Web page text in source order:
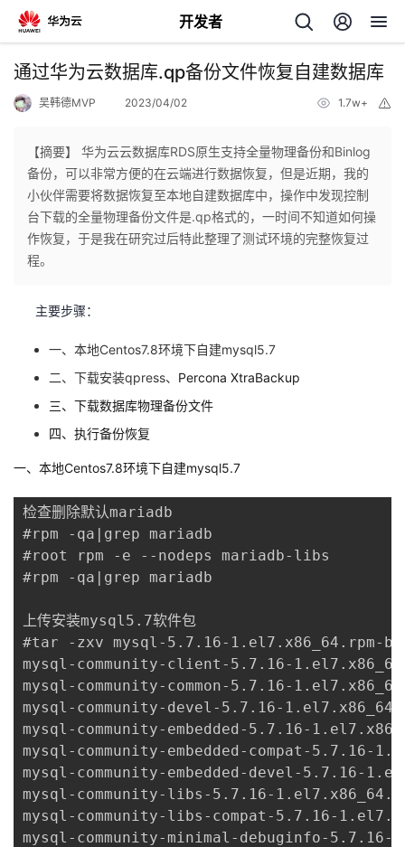
开发者
返
个
人
页
我
开
者
客
论
的
我
我
的
开
我
的我
通过华为云数据库.qp备份文件恢复自建数据库
吴韩德MVP 2023/04/02 1.7w+
【摘要】 华为云云数据库RDS原生支持全量物理备份和Binlog
备份，可以非常方便的在云端进行数据恢复，但是近期，我的
小伙伴需要将数据恢复至本地自建数据库中，操作中发现控制
台下载的全量物理备份文件是.qp格式的，一时间不知道如何操
作恢复，于是我在研究过后特此整理了测试环境的完整恢复过
程。
主要步骤：
一、本地Centos7.8环境下自建mysql5.7
二、下载安装qpress、 Percona XtraBackup
三、下载数据库物理备份文件
四、执行备份恢复
一、本地Centos7.8环境下自建mysql5.7
检查删除默认mariadb
#rpm -qa|grep mariadb
#root rpm -e --nodeps mariadb-libs
#rpm -qa|grep mariadb
上传安装mysql5.7软件包
#tar -zxv mysql-5.7.16-1.el7.x86_64.rpm-
mysql-community-client-5.7.16-
mysql-community-common-5.7.16-
mysql-community-devel-5.7.16-
mysql-community-embedded-5.7.16-
mysql-community-embedded-compat-5.7.16-
mysql-community-embedded-devel-5.7.16-
mysql-community-libs-5.7.16-
mysql-community-libs-compat-5.7.16-
mysql-community-minimal-debuginfo-5.7.16-